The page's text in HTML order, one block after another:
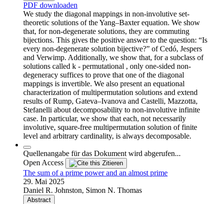
PDF downloaden
We study the diagonal mappings in non-involutive set-
theoretic solutions of the Yang–Baxter equation. We show
that, for non-degenerate solutions, they are commuting
bijections. This gives the positive answer to the question: “Is
every non-degenerate solution bijective?” of Cedó, Jespers
and Verwimp. Additionally, we show that, for a subclass of
solutions called k - permutational , only one-sided non-
degeneracy suffices to prove that one of the diagonal
mappings is invertible. We also present an equational
characterization of multipermutation solutions and extend
results of Rump, Gateva–Ivanova and Castelli, Mazzotta,
Stefanelli about decomposability to non-involutive infinite
case. In particular, we show that each, not necessarily
involutive, square-free multipermutation solution of finite
level and arbitrary cardinality, is always decomposable.
Quellenangabe für das Dokument wird abgerufen...
Open Access
Zitieren
The sum of a prime power and an almost prime
29. Mai 2025
Daniel R. Johnston, Simon N. Thomas
Abstract